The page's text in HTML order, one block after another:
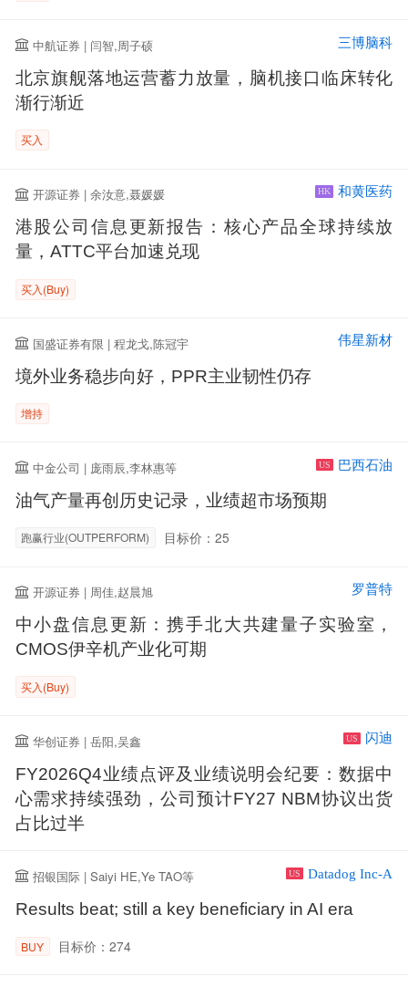
中航证券 | 闫智,周子硕 三博脑科
北京旗舰落地运营蓄力放量，脑机接口临床转化
渐行渐近
买入
开源证券 | 余汝意,聂媛媛 HK 和黄医药
港股公司信息更新报告：核心产品全球持续放
量，ATTC平台加速兑现
买入(Buy)
国盛证券有限 | 程龙戈,陈冠宇 伟星新材
境外业务稳步向好，PPR主业韧性仍存
增持
中金公司 | 庞雨辰,李林惠等 US 巴西石油
油气产量再创历史记录，业绩超市场预期
跑赢行业(OUTPERFORM) 目标价：25
开源证券 | 周佳,赵晨旭 罗普特
中小盘信息更新：携手北大共建量子实验室，
CMOS伊辛机产业化可期
买入(Buy)
华创证券 | 岳阳,吴鑫 US 闪迪
FY2026Q4业绩点评及业绩说明会纪要：数据中
心需求持续强劲，公司预计FY27 NBM协议出货
占比过半
招银国际 | Saiyi HE,Ye TAO等 US Datadog Inc-A
Results beat; still a key beneficiary in AI era
BUY 目标价：274